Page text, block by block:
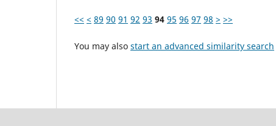
<< < 89 90 91 92 93 94 95 96 97 98 > >>
You may also start an advanced similarity search